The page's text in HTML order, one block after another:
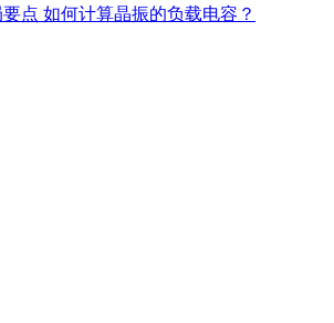
点 如何计算晶振的负载电容？